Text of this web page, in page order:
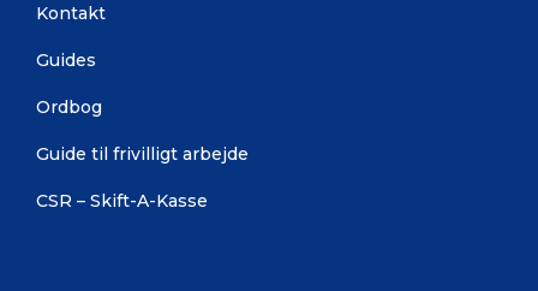
Kontakt
Guides
Ordbog
Guide til frivilligt arbejde
CSR – Skift-A-Kasse